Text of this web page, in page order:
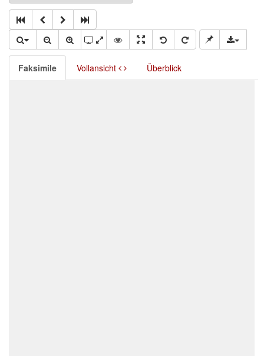
Faksimile Vollansicht Überblick